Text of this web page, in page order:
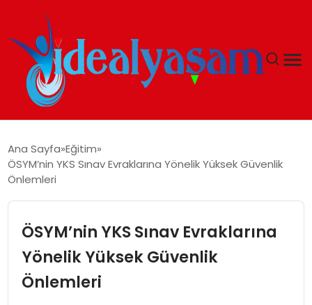
GÜNDEM
İDEAL SPOR
Ana Sayfa Eğitim
ÖSYM’nin YKS Sınav Evraklarına Yönelik Yüksek Güvenlik
Önlemleri
ÖSYM’nin YKS Sınav Evraklarına
Yönelik Yüksek Güvenlik
Önlemleri